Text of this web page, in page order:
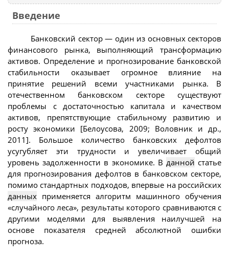
Введение
Банковский сектор — один из основных секторов
финансового рынка, выполняющий трансформацию
активов. Определение и прогнозирование банковской
стабильности оказывает огромное влияние на
принятие решений всеми участниками рынка. В
отечественном банковском секторе существуют
проблемы с достаточностью капитала и качеством
активов, препятствующие стабильному развитию и
росту экономики [Белоусова, 2009; Воловник и др.,
2011]. Большое количество банковских дефолтов
усугубляет эти трудности и увеличивает общий
уровень задолженности в экономике. В данной статье
для прогнозирования дефолтов в банковском секторе,
помимо стандартных подходов, впервые на российских
данных применяется алгоритм машинного обучения
«случайного леса», результаты которого сравниваются с
другими моделями для выявления наилучшей на
основе показателя средней абсолютной ошибки
прогноза.